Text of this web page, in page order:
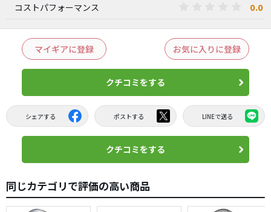
コストパフォーマンス 0.0
マイギアに登録 お気に入りに登録
クチコミをする
シェアする ポストする LINEで送る
クチコミをする
同じカテゴリで評価の高い商品